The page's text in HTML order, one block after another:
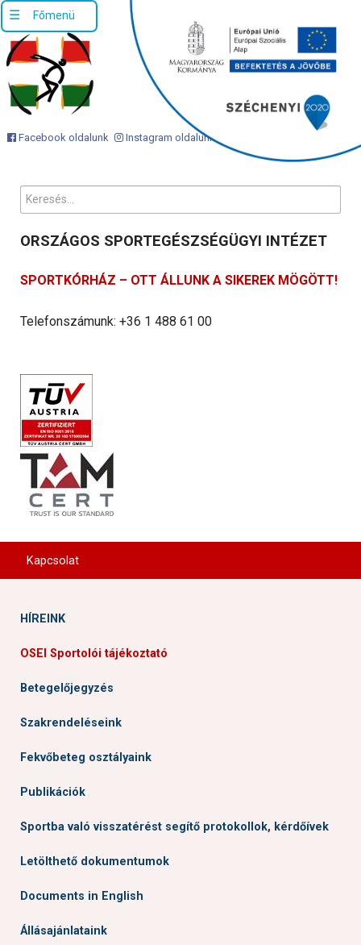
Facebook oldalunk Instagram oldalunk
Keresés...
ORSZÁGOS SPORTEGÉSZSÉGÜGYI INTÉZET
SPORTKÓRHÁZ – OTT ÁLLUNK A SIKEREK MÖGÖTT!
Telefonszámunk: +36 1 488 61 00
Kapcsolat
HÍREINK
OSEI Sportolói tájékoztató
Betegelőjegyzés
Szakrendeléseink
Fekvőbeteg osztályaink
Publikációk
Sportba való visszatérést segítő protokollok, kérdőívek
Letölthető dokumentumok
Documents in English
Állásajánlataink